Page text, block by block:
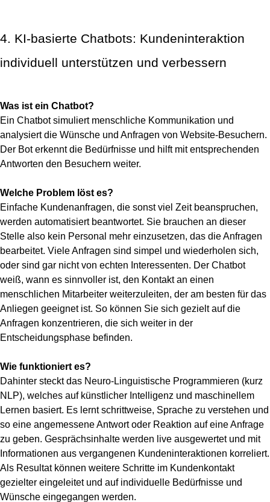
4. KI-basierte Chatbots: Kundeninteraktion
individuell unterstützen und verbessern
Was ist ein Chatbot?
Ein Chatbot simuliert menschliche Kommunikation und
analysiert die Wünsche und Anfragen von Website-Besuchern.
Der Bot erkennt die Bedürfnisse und hilft mit entsprechenden
Antworten den Besuchern weiter.
Welche Problem löst es?
Einfache Kundenanfragen, die sonst viel Zeit beanspruchen,
werden automatisiert beantwortet. Sie brauchen an dieser
Stelle also kein Personal mehr einzusetzen, das die Anfragen
bearbeitet. Viele Anfragen sind simpel und wiederholen sich,
oder sind gar nicht von echten Interessenten. Der Chatbot
weiß, wann es sinnvoller ist, den Kontakt an einen
menschlichen Mitarbeiter weiterzuleiten, der am besten für das
Anliegen geeignet ist. So können Sie sich gezielt auf die
Anfragen konzentrieren, die sich weiter in der
Entscheidungsphase befinden.
Wie funktioniert es?
Dahinter steckt das Neuro-Linguistische Programmieren (kurz
NLP), welches auf künstlicher Intelligenz und maschinellem
Lernen basiert. Es lernt schrittweise, Sprache zu verstehen und
so eine angemessene Antwort oder Reaktion auf eine Anfrage
zu geben. Gesprächsinhalte werden live ausgewertet und mit
Informationen aus vergangenen Kundeninteraktionen korreliert.
Als Resultat können weitere Schritte im Kundenkontakt
gezielter eingeleitet und auf individuelle Bedürfnisse und
Wünsche eingegangen werden.